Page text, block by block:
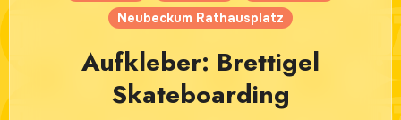
Neubeckum Rathausplatz
Aufkleber: Brettigel
Skateboarding